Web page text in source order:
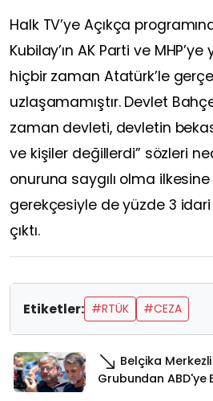
Halk TV’ye Açıkça
Kubilay’ın AK Parti ve
hiçbir zaman Atatürk’le
uzlaşamamıştır. Devlet
zaman devleti, devletin
ve kişiler değillerdi” sözleri
onuruna saygılı olma ilkesine
gerekçesiyle de yüzde 3 idari
çıktı.
Etiketler: #RTÜK #CEZA
Belçika
Grubundan ABD'ye